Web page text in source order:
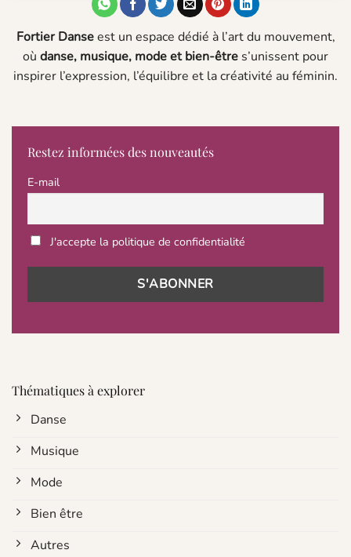
Fortier Danseest un espace dédié à l’art du mouvement,
où danse, musique, mode et bien-être s’unissent pour
inspirer l’expression, l’équilibre et la créativité au féminin.
Restez informées des nouveautés
E-mail
J'accepte la politique de confidentialité
Thématiques à explorer
Danse
Musique
Mode
Bien être
Autres